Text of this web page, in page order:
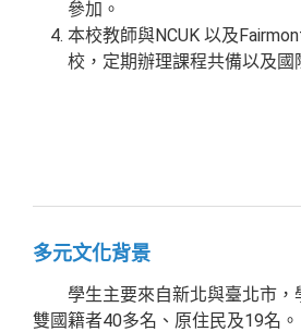
參加。
本校教師與NCUK 以及
校，定期辦理課程共備以及國
多元文化背景
學生主要來自新北與臺北市，
雙國籍者40多名、原住民及19名。